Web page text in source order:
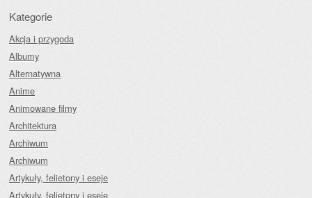
Kategorie
Akcja i przygoda
Albumy
Alternatywna
Anime
Animowane filmy
Architektura
Archiwum
Archiwum
Artykuły, felietony i eseje
Artykuły, felietony i eseje